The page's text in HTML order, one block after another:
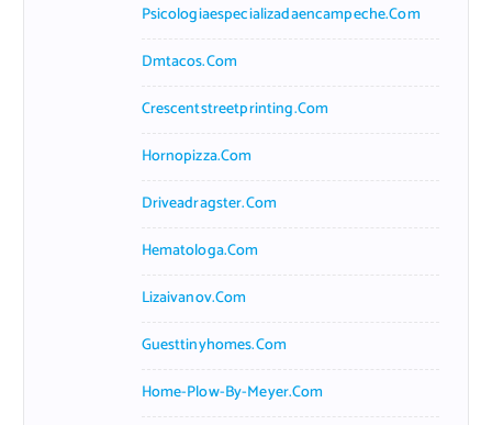
Psicologiaespecializadaencampeche.com
Dmtacos.com
Crescentstreetprinting.com
Hornopizza.com
Driveadragster.com
Hematologa.com
Lizaivanov.com
Guesttinyhomes.com
Home-Plow-By-Meyer.com